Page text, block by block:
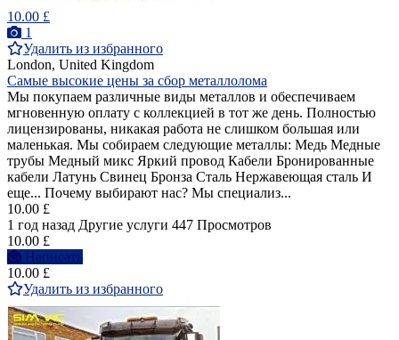
10.00 £
1
Удалить из избранного
London, United Kingdom
Самые высокие цены за сбор металлолома
Мы покупаем различные виды металлов и обеспечиваем
мгновенную оплату с коллекцией в тот же день. Полностью
лицензированы, никакая работа не слишком большая или
маленькая. Мы собираем следующие металлы: Медь Медные
трубы Медный микс Яркий провод Кабели Бронированные
кабели Латунь Свинец Бронза Сталь Нержавеющая сталь И
еще... Почему выбирают нас? Мы специализ...
10.00 £
1 год назад Другие услуги 447 Просмотров
10.00 £
Написать
10.00 £
Удалить из избранного